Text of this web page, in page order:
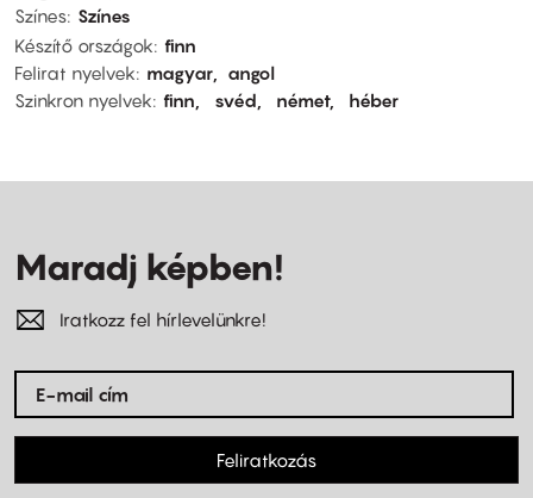
Színes Színes
Készítő országok finn
Felirat nyelvek
magyar
angol
Szinkron nyelvek finn svéd német héber
Maradj képben!
Iratkozz fel hírlevelünkre!
Feliratkozás